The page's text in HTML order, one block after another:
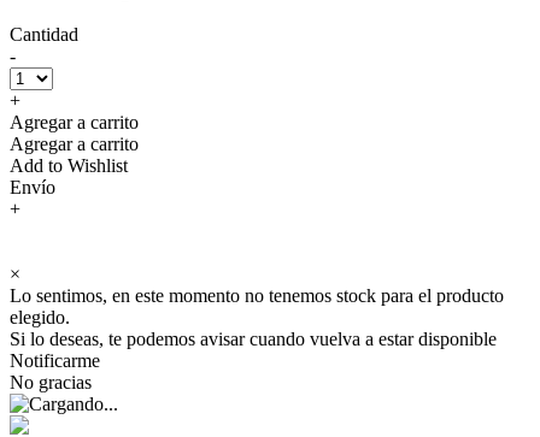
Cantidad
-
+
Agregar a carrito
Agregar a carrito
Add to Wishlist
Envío
+
×
Lo sentimos, en este momento no tenemos stock para el producto
elegido.
Si lo deseas, te podemos avisar cuando vuelva a estar disponible
Notificarme
No gracias